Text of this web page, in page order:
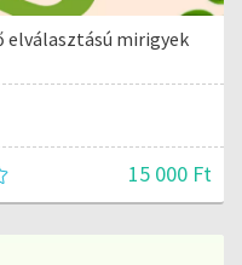
elválasztású mirigyek
15 000 Ft